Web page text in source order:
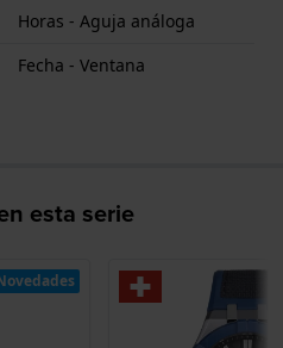
Horas - Aguja análoga
Fecha - Ventana
esta serie